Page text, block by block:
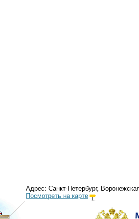
Адрес: Санкт-Петербург,
Посмотреть на карте